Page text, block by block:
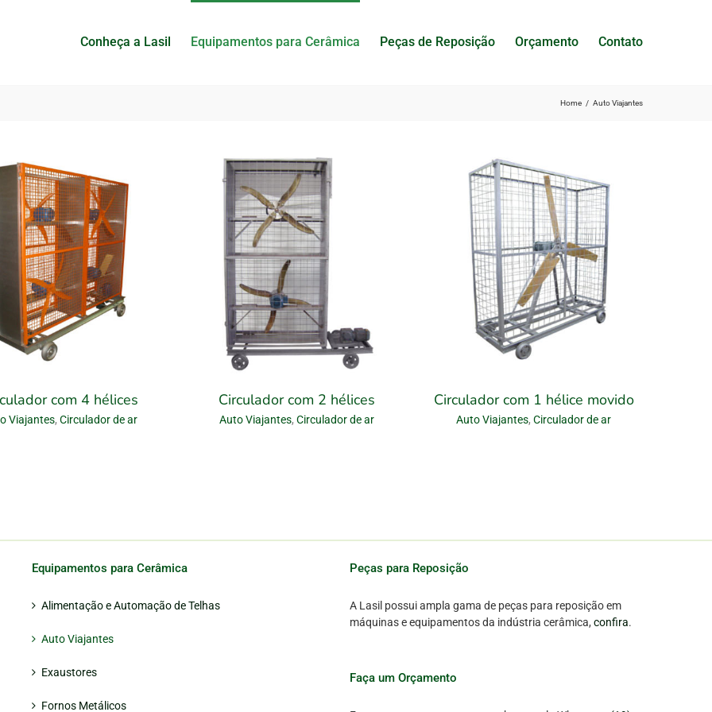
Conheça a Lasil Equipamentos para Cerâmica Peças de Reposição Orçamento Contato
Home Auto Viajantes
com 4 hélices
Viajantes,Circulador de ar
Circulador com 2 hélices
Auto Viajantes,Circulador de ar
Circulador com 1 hélice movido
Auto Viajantes,Circulador de ar
Equipamentos para Cerâmica
Alimentação e Automação de Telhas
Auto Viajantes
Exaustores
Fornos Metálicos
Peças para Reposição
A Lasil possui ampla gama de peças para reposição em
máquinas e equipamentos da indústria cerâmica,confira.
Faça um Orçamento